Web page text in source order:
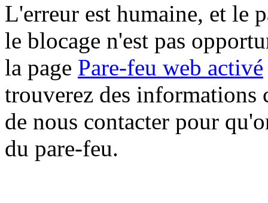
L'erreur est humaine, et le
le blocage n'est pas
la page Pare-feu web activé
trouverez des informations
de nous contacter pour
du pare-feu.